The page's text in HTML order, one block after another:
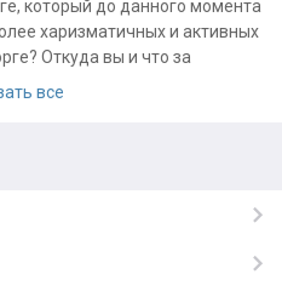
который до данного момента
харизматичных и активных
Откуда вы и что за
мере осветить моменты,
все